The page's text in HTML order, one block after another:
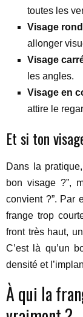
toutes les
Visage
allonger
Visage
les angles.
Visage en
attire le
Et si ton
Dans la
bon visage ?”,
convient ?”. Par
frange trop
front très haut,
C’est là qu’un
densité et
À qui la